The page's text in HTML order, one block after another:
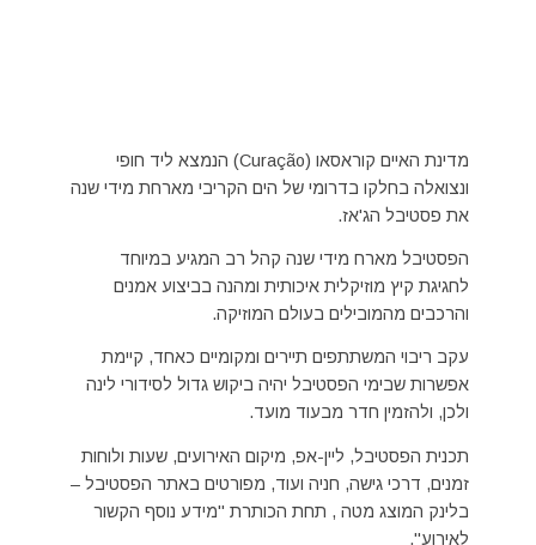
מדינת האיים קוראסאו (Curação) הנמצא ליד חופי
ונצואלה בחלקו בדרומי של הים הקריבי מארחת מידי שנה
את פסטיבל הג'אז.
הפסטיבל מארח מידי שנה קהל רב המגיע במיוחד
לחגיגת קיץ מוזיקלית איכותית ומהנה בביצוע אמנים
והרכבים מהמובילים בעולם המוזיקה.
עקב ריבוי המשתתפים תיירים ומקומיים כאחד, קיימת
אפשרות שבימי הפסטיבל יהיה ביקוש גדול לסידורי לינה
ולכן, ולהזמין חדר מבעוד מועד.
תכנית הפסטיבל, ליין-אפ, מיקום האירועים, שעות ולוחות
זמנים, דרכי גישה, חניה ועוד, מפורטים באתר הפסטיבל –
בלינק המוצג מטה , תחת הכותרת "מידע נוסף הקשור
לאירוע".